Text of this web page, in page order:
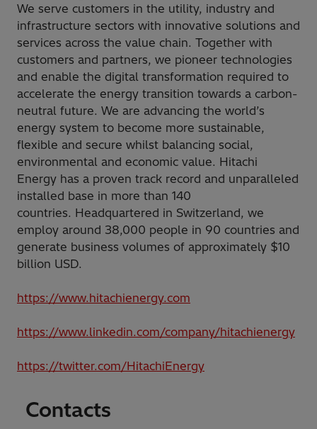
We serve customers in the utility, industry and
infrastructure sectors with innovative solutions and
services across the value chain. Together with
customers and partners, we pioneer technologies
and enable the digital transformation required to
accelerate the energy transition towards a carbon-
neutral future. We are advancing the world’s
energy system to become more sustainable,
flexible and secure whilst balancing social,
environmental and economic value. Hitachi
Energy has a proven track record and unparalleled
installed base in more than 140
countries. Headquartered in Switzerland, we
employ around 38,000 people in 90 countries and
generate business volumes of approximately $10
billion USD.
https://www.hitachienergy.com
https://www.linkedin.com/company/hitachienergy
https://twitter.com/HitachiEnergy
Contacts